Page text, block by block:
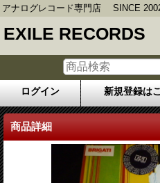
アナログレコード専門店 SINCE
EXILE RECORDS
ログイン 新規登録は
商品詳細